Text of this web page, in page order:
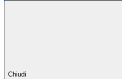
Chiudi